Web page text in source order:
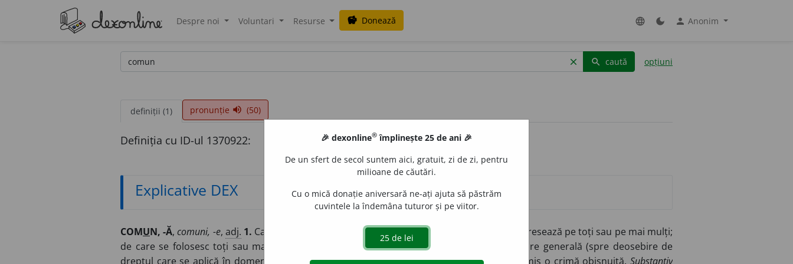
Despre noi Voluntari Resurse savings Donează language dark_mode person Anonim
clear search caută opțiuni
definiții (1) pronunție volume_up (50)
Definiția cu ID-ul 1370922:
Explicative DEX
COMUN, -Ă,comuni, -e, adj. 1. Care aparține tuturor sau mai multora; care privește sau interesează pe toți sau pe mai mulți;
de care se folosesc toți sau mai mulți. ♦
Drept comun= parte a dreptului care are aplicare generală (spre deosebire de
dreptul care se aplică în domeniile speciale).Criminal de drept comun= criminal care a comis o crimă obișnuită.Substantiv
🎉 dexonline® împlinește 25 de ani 🎉
De un sfert de secol suntem aici, gratuit, zi de zi, pentru
milioane de căutări.
Cu o mică donație aniversară ne-ați ajuta să păstrăm
cuvintele la îndemâna tuturor și pe viitor.